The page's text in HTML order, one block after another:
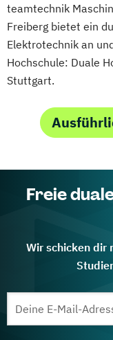
teamtechnik
Freiberg bietet ein
Elektrotechnik an
Hochschule: Duale
Stuttgart.
Freie
Wir schicken dir